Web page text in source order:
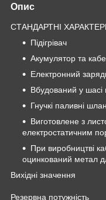
Опис
СТАНДАРТНІ
Підігрівач
Акумулятор та
Електронний
Вбудований у шасі
Гнучкі паливні
Виготовлене з
електростатичним
При виробництві
оцинкований метал
Вихідні значення
Резервна потужність